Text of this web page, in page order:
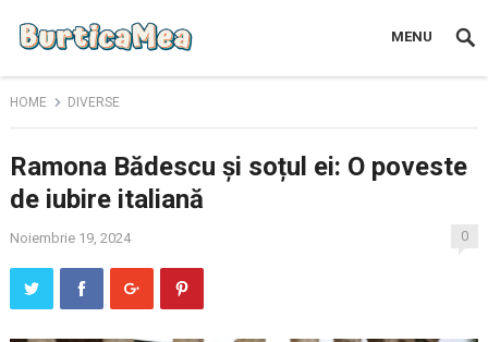
MENU
HOME DIVERSE
Ramona Bădescu și soțul ei: O poveste
de iubire italiană
Noiembrie 19, 2024 0